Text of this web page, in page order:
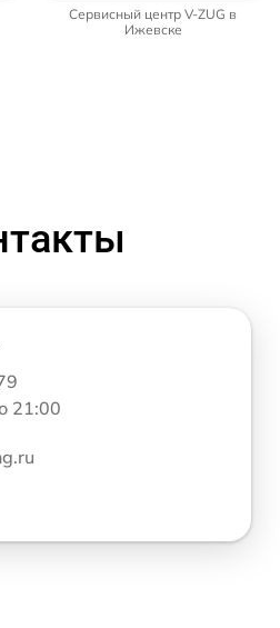
Сервисный центр V-ZUG в
Ижевске
21:00